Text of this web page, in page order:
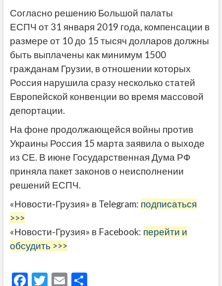
Согласно решению Большой палаты
ЕСПЧ от 31 января 2019 года, компенсации в
размере от 10 до 15 тысяч долларов должны
быть выплачены как минимум 1500
гражданам Грузии, в отношении которых
Россия нарушила сразу несколько статей
Европейской конвенции во время массовой
депортации.
На фоне продолжающейся войны против
Украины Россия 15 марта заявила о выходе
из СЕ. В июне Государственная Дума РФ
приняла пакет законов о неисполнении
решений ЕСПЧ.
«Новости-Грузия» в Telegram: подписаться
>>>
«Новости-Грузия» в Facebook: перейти и
обсудить >>>
F T E О